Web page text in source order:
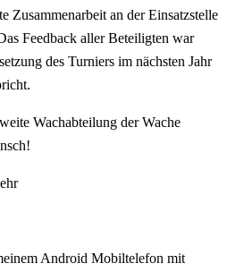
Zusammenarbeit an der Einsatzstelle
Feedback aller Beteiligten war
des Turniers im nächsten Jahr
Wachabteilung der Wache
Android Mobiltelefon mit